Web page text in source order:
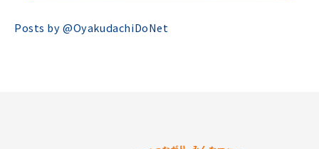
Posts by @OyakudachiDoNet